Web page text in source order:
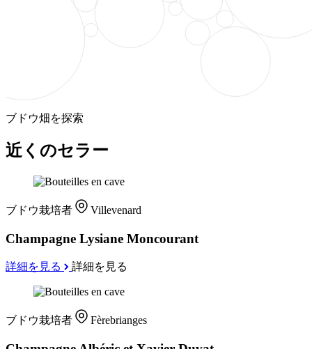
ブドウ畑を探索
近くのセラー
ブドウ栽培者 Villevenard
Champagne Lysiane Moncourant
詳細を見る 詳細を見る
ブドウ栽培者 Fèrebrianges